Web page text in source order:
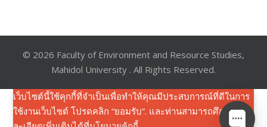
© 2026 Faculty of Environment and Resource Studies,
Mahidol University . All Rights Reserved.
เว็บไซต์นี้ใช้คุกกี้ที่จำเป็นเพื่อทำให้คุณมีประสบการณ์ที่ดีในการ
ใช้งานเว็บไซต์ โปรดคลิก “ยอมรับ”. และท่านสามารถศึกษาราย